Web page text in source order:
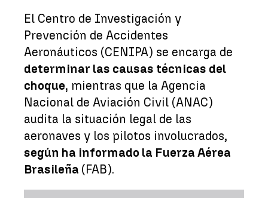
El Centro de Investigación y
Prevención de Accidentes
Aeronáuticos (CENIPA) se encarga de
determinar las causas técnicas del
choque, mientras que la Agencia
Nacional de Aviación Civil (ANAC)
audita la situación legal de las
aeronaves y los pilotos involucrados,
según ha informado la Fuerza Aérea
Brasileña (FAB).